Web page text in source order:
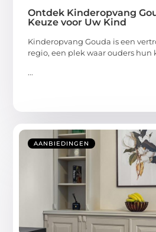
Ontdek Kinderopvang
Keuze voor Uw Kind
Kinderopvang Gouda is een
regio, een plek waar ouders hun
...
AANBIEDINGEN